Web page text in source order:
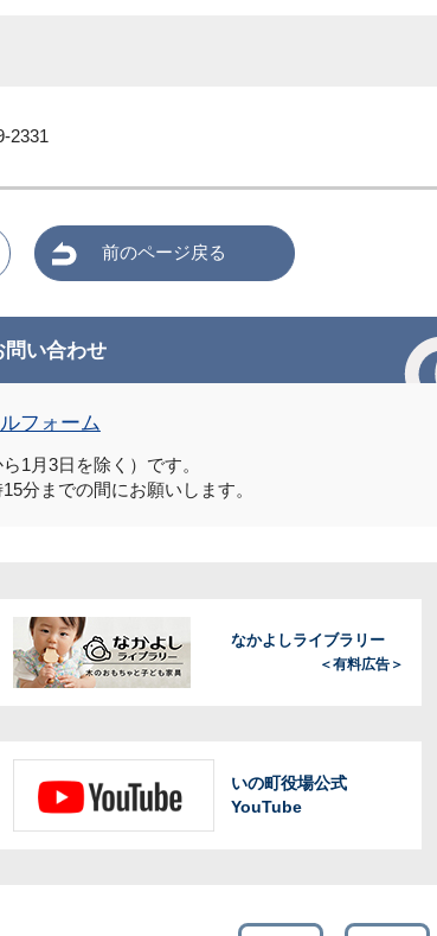
2331
前のページ戻る
問い合わせ
フォーム
1月3日を除く）です。
分までの間にお願いします。
なかよしライブラリー
＜有料広告＞
いの町役場公式
YouTube